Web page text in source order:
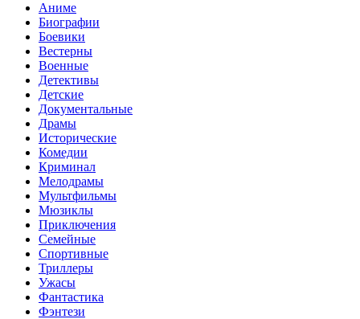
Аниме
Биографии
Боевики
Вестерны
Военные
Детективы
Детские
Документальные
Драмы
Исторические
Комедии
Криминал
Мелодрамы
Мультфильмы
Мюзиклы
Приключения
Семейные
Спортивные
Триллеры
Ужасы
Фантастика
Фэнтези